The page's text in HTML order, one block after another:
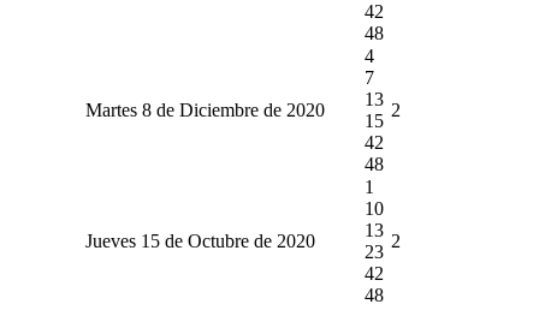
42
48
Martes 8 de Diciembre de 2020
4
7
13
15
42
48
2
Jueves 15 de Octubre de 2020
1
10
13
23
42
48
2